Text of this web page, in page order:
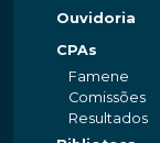
Ouvidoria
CPAs
Famene
Comissões
Resultados